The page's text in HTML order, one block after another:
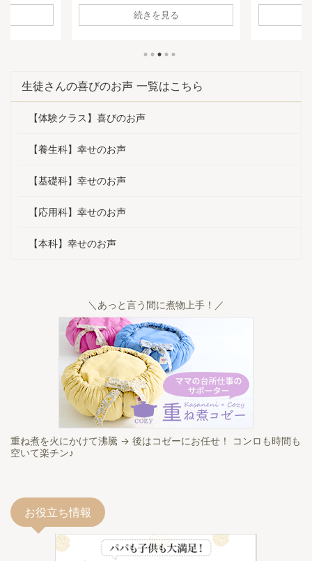
に悩んで
レステロ
・気持ち
ました。
らしでも
死ぬとし
と聞いた
養生科がとても面白かったので、
続けようと思いました。1年を通し
や油について、深く学べたこと。
手当について。 どれも大切な知恵
ですが、他で学ぶことは出来ませ
でした。 ご家庭やご自身にどんな
なると、以前の状態を忘れてしま
いますね。 1年前は顔が丸くて浮腫
続きを見る
か？ 養生
ていること
生徒さんの喜びのお声 一覧はこちら
【体験クラス】喜びのお声
【養生科】幸せのお声
【基礎科】幸せのお声
【応用科】幸せのお声
【本科】幸せのお声
＼あっと言う間に煮物上手！／
重ね煮を火にかけて沸騰 → 後はコゼーにお任せ！ コンロも時間も
空いて楽チン♪
お役立ち情報